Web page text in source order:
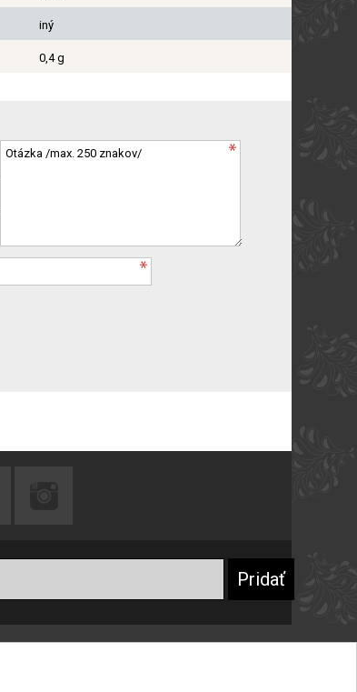
iný
0,4 g